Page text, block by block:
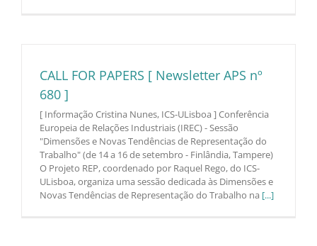
CALL FOR PAPERS [ Newsletter APS nº
680 ]
[ Informação Cristina Nunes, ICS-ULisboa ] Conferência
Europeia de Relações Industriais (IREC) - Sessão
"Dimensões e Novas Tendências de Representação do
Trabalho" (de 14 a 16 de setembro - Finlândia, Tampere)
O Projeto REP, coordenado por Raquel Rego, do ICS-
ULisboa, organiza uma sessão dedicada às Dimensões e
Novas Tendências de Representação do Trabalho na [...]